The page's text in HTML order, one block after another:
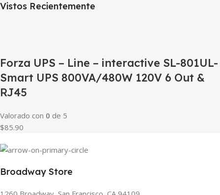
Vistos Recientemente
Forza UPS – Line – interactive SL-801UL-
Smart UPS 800VA/480W 120V 6 Out &
RJ45
Valorado con 0 de 5
$85.90
Broadway Store